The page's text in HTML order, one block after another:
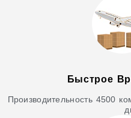
Быстрое
Производительность 4500